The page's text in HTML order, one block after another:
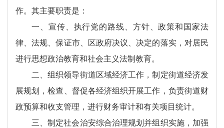
作。其主要职责是：
一、宣传、执行党的路线、方针、政策和国家法
律、法规、保证市、区政府决议、决定的落实，对居民
进行思想政治教育和社会主义法制教育。
二、组织领导街道区域经济工作，制定街道经济发
展规划，检查、督促各经济组织开展工作，负责街道财
政预算和收支管理，进行财务审计和有关项目统计。
三、制定社会治安综合治理规划并组织实施，加强